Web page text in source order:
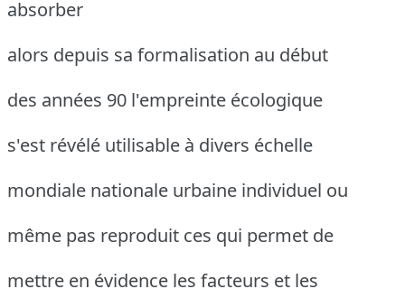
absorber
alors depuis sa formalisation au début
des années 90 l'empreinte écologique
s'est révélé utilisable à divers échelle
mondiale nationale urbaine individuel ou
même pas reproduit ces qui permet de
mettre en évidence les facteurs et les